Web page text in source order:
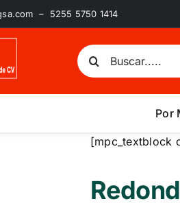
– 5255 5750 1414
Buscar:
Por
[mpc_textblock